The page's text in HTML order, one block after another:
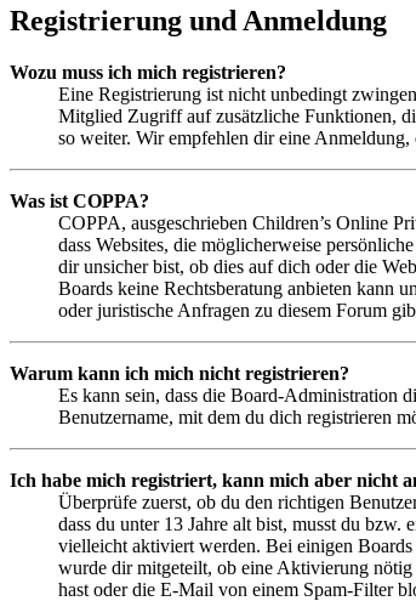
Registrierung und Anmeldung
Wozu muss ich mich registrieren?
Eine Registrierung ist nicht unbedingt
Mitglied Zugriff auf zusätzliche Funktionen,
so weiter. Wir empfehlen dir eine
Was ist COPPA?
COPPA, ausgeschrieben Children’s Online
dass Websites, die möglicherweise
dir unsicher bist, ob dies auf dich oder die
Boards keine Rechtsberatung anbieten kann
oder juristische Anfragen zu diesem Forum
Warum kann ich mich nicht registrieren?
Es kann sein, dass die Board-Administration
Benutzername, mit dem du dich registrieren
Ich habe mich registriert, kann mich aber nicht
Überprüfe zuerst, ob du den richtigen
dass du unter 13 Jahre alt bist, musst du
vielleicht aktiviert werden. Bei einigen Boards
wurde dir mitgeteilt, ob eine Aktivierung nötig
hast oder die E-Mail von einem Spam-Filter